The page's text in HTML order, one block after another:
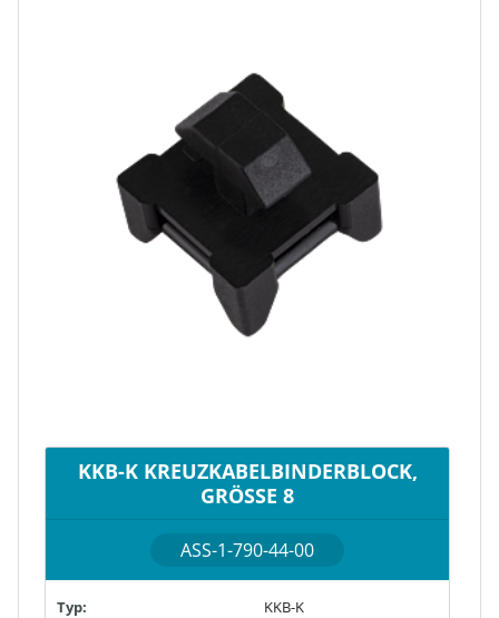
KKB-K KREUZKABELBINDERBLOCK,
GRÖSSE 8
ASS-1-790-44-00
Typ: KKB-K